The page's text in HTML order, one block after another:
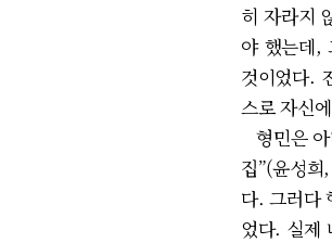
히 자라지
야 했는데,
것이었다.
스로 자신
형민은
집”(윤성
다. 그러다
었다. 실제